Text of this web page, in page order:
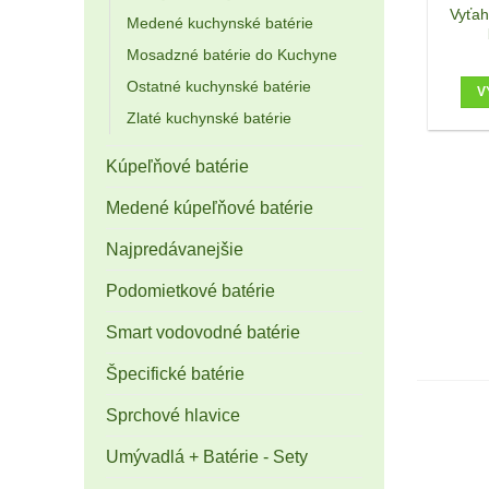
Medené kuchynské batérie
Mosadzné batérie do Kuchyne
Ostatné kuchynské batérie
Zlaté kuchynské batérie
Kúpeľňové batérie
Medené kúpeľňové batérie
Najpredávanejšie
Podomietkové batérie
Smart vodovodné batérie
Špecifické batérie
Sprchové hlavice
Umývadlá + Batérie - Sety